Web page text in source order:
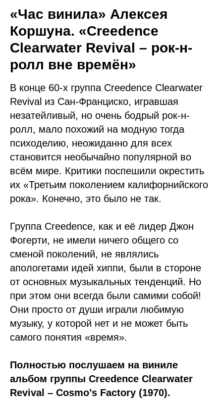
«Час винила» Алексея
Коршуна. «Creedence
Clearwater Revival – рок-н-
ролл вне времён»
В конце 60-х группа Creedence Clearwater
Revival из Сан-Франциско, игравшая
незатейливый, но очень бодрый рок-н-
ролл, мало похожий на модную тогда
психоделию, неожиданно для всех
становится необычайно популярной во
всём мире. Критики поспешили окрестить
их «Третьим поколением калифорнийского
рока». Конечно, это было не так.
Группа Creedence, как и её лидер Джон
Фогерти, не имели ничего общего со
сменой поколений, не являлись
апологетами идей хиппи, были в стороне
от основных музыкальных тенденций. Но
при этом они всегда были самими собой!
Они просто от души играли любимую
музыку, у которой нет и не может быть
самого понятия «время».
Полностью послушаем на виниле
альбом группы Creedence Clearwater
Revival – Cosmo’s Factory (1970).